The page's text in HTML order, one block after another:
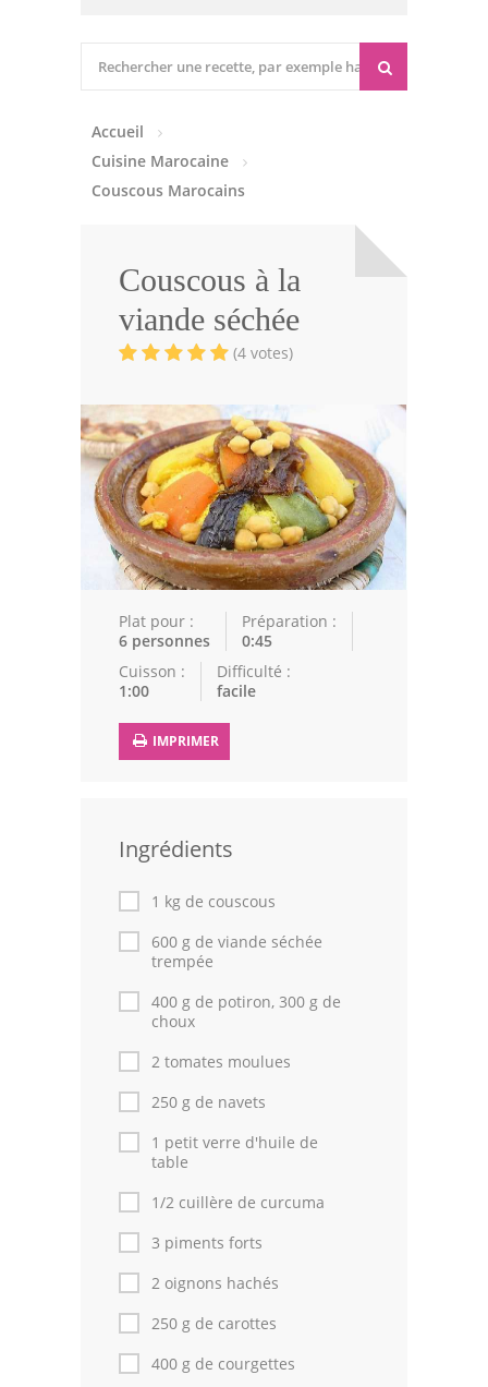
Entrées Froides
Viandes
Volailles
Poissons
Soupes
Pâtisseries
Epices
Recettes Marocaine
Tajines
Viandes
Poissons
Cuisines Orientales
Recettes marocaine
Cuisine Algérienne
Cuisine Tunisienne
Cuisine Juive
Cuisine Libanaise
Articles
Actualités
Astuces de cuisine
Fêtes Religieuses
Accueil
Cuisine Marocaine
Couscous Marocains
Couscous à la
viande séchée
(4 votes)
Plat pour :
6 personnes
Préparation :
0:45
Cuisson :
1:00
Difficulté :
facile
IMPRIMER
Ingrédients
1 kg de couscous
600 g de viande séchée
trempée
400 g de potiron, 300 g de
choux
2 tomates moulues
250 g de navets
1 petit verre d'huile de
table
1/2 cuillère de curcuma
3 piments forts
2 oignons hachés
250 g de carottes
400 g de courgettes